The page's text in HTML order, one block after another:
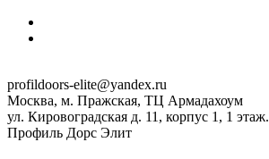
profildoors-elite@yandex.ru
Москва, м. Пражская, ТЦ Армадахоум
ул. Кировоградская д. 11, корпус 1, 1 этаж.
Профиль Дорс Элит